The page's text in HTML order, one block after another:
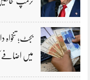
بجٹ؛ تنخواہ
میں اضافے